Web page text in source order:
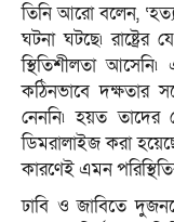
তিনি আরো বলেন,
ঘটনা ঘটছে৷
স্থিতিশীলতা
কঠিনভাবে দক্ষতার
নেননি৷ হয়ত তাদের
ডিমরালাইজ করা
কারণেই এমন
ঢাবি ও জাবিতে